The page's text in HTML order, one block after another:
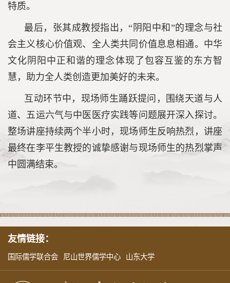
特质。
最后，张其成教授指出，“阴阳中和”的理念与社
会主义核心价值观、全人类共同价值息息相通。中华
文化阴阳中正和谐的理念体现了包容互鉴的东方智
慧，助力全人类创造更加美好的未来。
互动环节中，现场师生踊跃提问，围绕天道与人
道、五运六气与中医医疗实践等问题展开深入探讨。
整场讲座持续两个半小时，现场师生反响热烈，讲座
最终在李平生教授的诚挚感谢与现场师生的热烈掌声
中圆满结束。
友情链接：
国际儒学联合会 尼山世界儒学中心 山东大学